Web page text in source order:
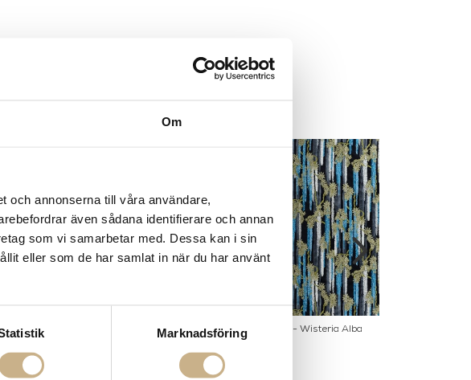
Om
och annonserna till våra användare,
även sådana identifierare och annan
som vi samarbetar med. Dessa kan i sin
eller som de har samlat in när du har använt
Marknadsföring
Tyg metervara - Soft Prete-Moi Ta
Tyg metervara - Wisteria Alba